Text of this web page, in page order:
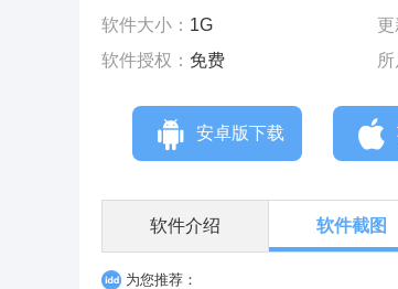
软件大小： 1G 更
软件授权： 免费 所
安卓版下载
软件介绍 软件截图
为您推荐：